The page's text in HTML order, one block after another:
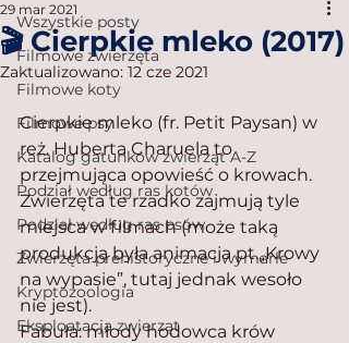
Wszystkie posty
Filmowe zwierzęta
Filmowe koty
Filmowe psy
Katalog gatunków zwierząt A-Z
Podział według ras kotów
Podział według ras psów
Zwierzęta prehistoryczne i wymarłe
Kryptozoologia
Eksploatacja zwierząt
🎬 Cierpkie mleko (2017)
29 mar 2021
Zaktualizowano: 12 cze 2021
Cierpkie mleko (fr. Petit Paysan) w
reż. Huberta Charuela to
przejmująca opowieść o krowach.
Zwierzęta te rzadko zajmują tyle
miejsca w filmach (może taką
produkcją była animacja pt.„Krowy
na wypasie”, tutaj jednak wesoło
nie jest).
Fabuła: młody hodowca krów